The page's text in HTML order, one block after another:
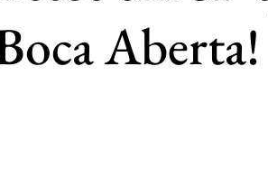
Aberta!